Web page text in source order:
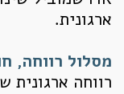
ארגונית.
מסלול רווחה,
רווחה ארגונית